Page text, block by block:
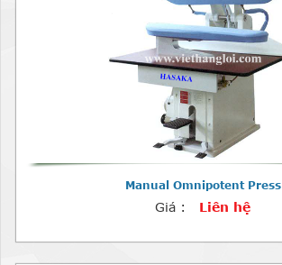
Manual Omnipotent Press
Giá : Liên hệ